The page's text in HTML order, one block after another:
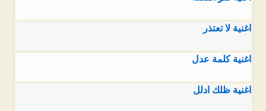
اغنية لا تعتذر
اغنية كلمة عدل
اغنية ظلك ادلل